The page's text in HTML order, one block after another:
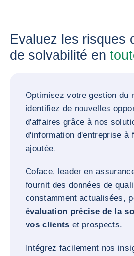
Evaluez les risques
de solvabilité en
Optimisez votre gestion du
identifiez de nouvelles
d'affaires grâce à nos
d'information d'entreprise à
ajoutée.
Coface, leader en
fournit des données de
constamment actualisées,
évaluation précise de la
vos clients et prospects.
Intégrez facilement nos